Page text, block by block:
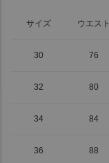
サイズ ウエスト
30 76
32 80
34 84
36 88